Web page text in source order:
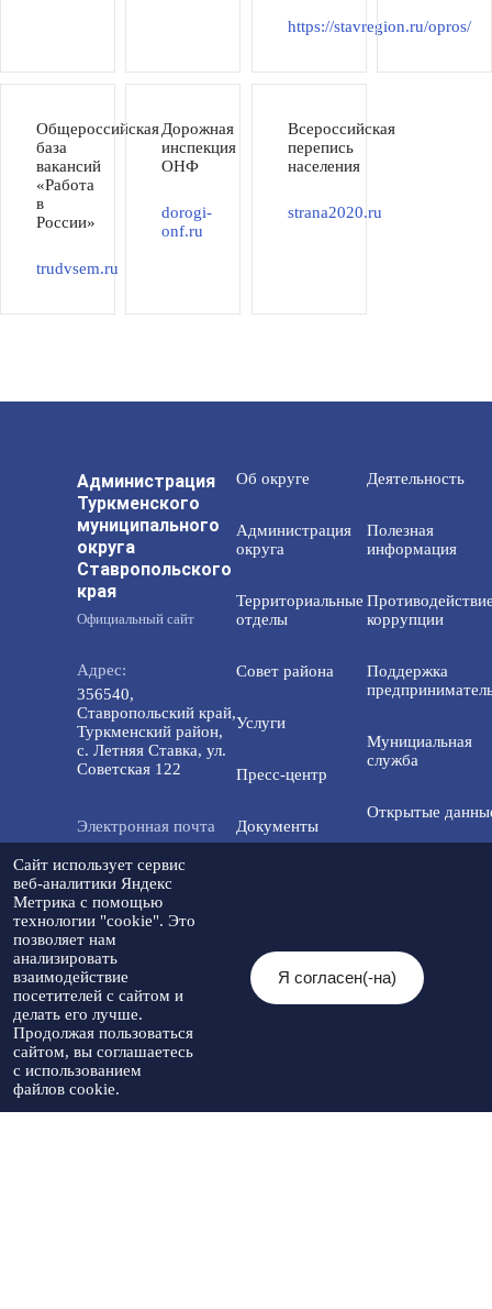
https://stavregion.ru/opros/
Общероссийская
база
вакансий
«Работа
в
России»
trudvsem.ru
Дорожная
инспекция
ОНФ
dorogi-
onf.ru
Всероссийская
перепись
населения
strana2020.ru
Администрация
Туркменского
муниципального
округа
Ставропольского
края
Официальный сайт
Адрес:
356540,
Ставропольский край,
Туркменский район,
с. Летняя Ставка, ул.
Советская 122
Электронная почта
Телефон доверия:
8(86565)2-05-01
Мы в социальных
сетях:
Об округе
Администрация
округа
Территориальные
отделы
Совет района
Услуги
Пресс-центр
Документы
Контакты
Деятельность
Полезная
информация
коррупции
Поддержка
Мунициальная
служба
Открытые
© 2026 Администрация Туркменского
муниципального округа
Ставропольского края
При использовании материалов
необходимо указывать источник
публикации
Сайт использует сервис
веб-аналитики Яндекс
Метрика с помощью
технологии "cookie". Это
позволяет нам
анализировать
взаимодействие
посетителей с сайтом и
делать его лучше.
Продолжая пользоваться
сайтом, вы соглашаетесь
с использованием
файлов cookie.
Я согласен(-на)